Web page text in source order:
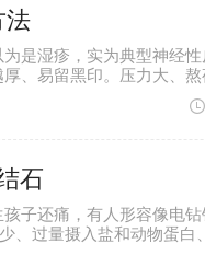
法
是湿疹，实为典型神经
、易留黑印。压力大、
斑；关键要保持心情舒畅
石
子还痛，有人形容像电
、过量摄入盐和动物蛋白